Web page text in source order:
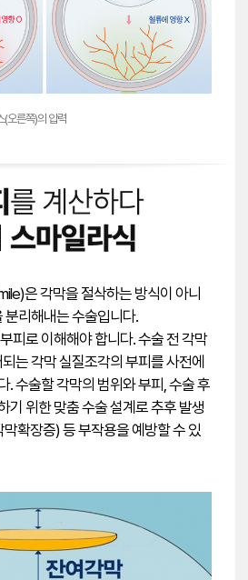
(오른쪽)의 압력
은 각막을 절삭하는 방식이 아니
분리해내는 수술입니다.
피로 이해해야 합니다. 수술 전 각막
는 각막 실질조각의 부피를 사전에
. 수술할 각막의 범위와 부피, 수술 후
기 위한 맞춤 수술 설계로 추후 발생
확장증) 등 부작용을 예방할 수 있